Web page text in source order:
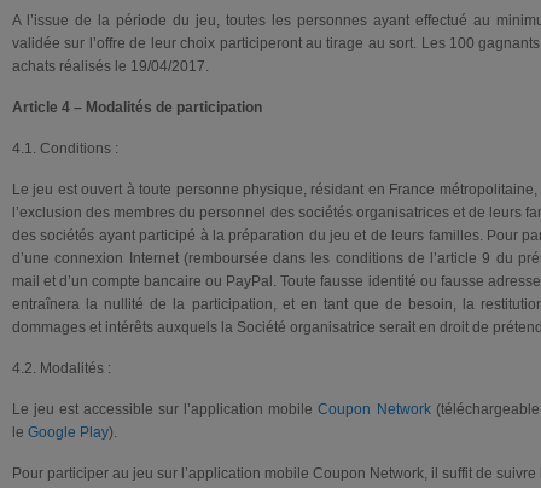
A l’issue de la période du jeu, toutes les personnes ayant effectué au
validée sur l’offre de leur choix participeront au tirage au sort. Les 100
achats réalisés le 19/04/2017.
Article 4 – Modalités de participation
4.1. Conditions :
Le jeu est ouvert à toute personne physique, résidant en France
l’exclusion des membres du personnel des sociétés organisatrices et de leurs
des sociétés ayant participé à la préparation du jeu et de leurs familles. Pour
d’une connexion Internet (remboursée dans les conditions de l’article 9 du
mail et d’un compte bancaire ou PayPal. Toute fausse identité ou fausse
entraînera la nullité de la participation, et en tant que de besoin, la
dommages et intérêts auxquels la Société organisatrice serait en droit de
4.2. Modalités :
Le jeu est accessible sur l’application mobileCoupon Network(téléchargeable
le Google Play).
Pour participer au jeu sur l’application mobile Coupon Network, il suffit de